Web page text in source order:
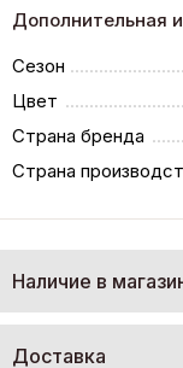
Дополнительная
Сезон
Цвет
Страна бренда
Страна
Наличие в
Доставка